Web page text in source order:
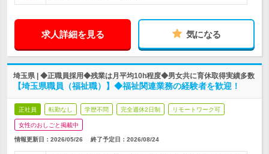
求人詳細を見る 気になる
埼玉県 | ◆正職員採用◆残業は月平均10h程度◆男女共に育休取得実績多数
【埼玉県職員（福祉職）】◆福祉関連業務の経験者を歓迎！
正社員 転勤なし 学歴不問 完全週休2日制 リモートワーク可
女性のおしごと掲載中
情報更新日：2026/05/26 終了予定日： 2026/08/24